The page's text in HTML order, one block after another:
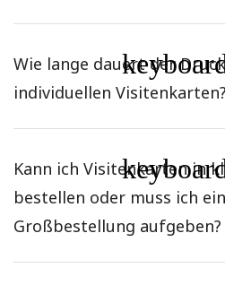
Wie lange dauert der
individuellen Visitenkarten?
Kann ich Visitenkarten in
bestellen oder muss ich
Großbestellung aufgeben?